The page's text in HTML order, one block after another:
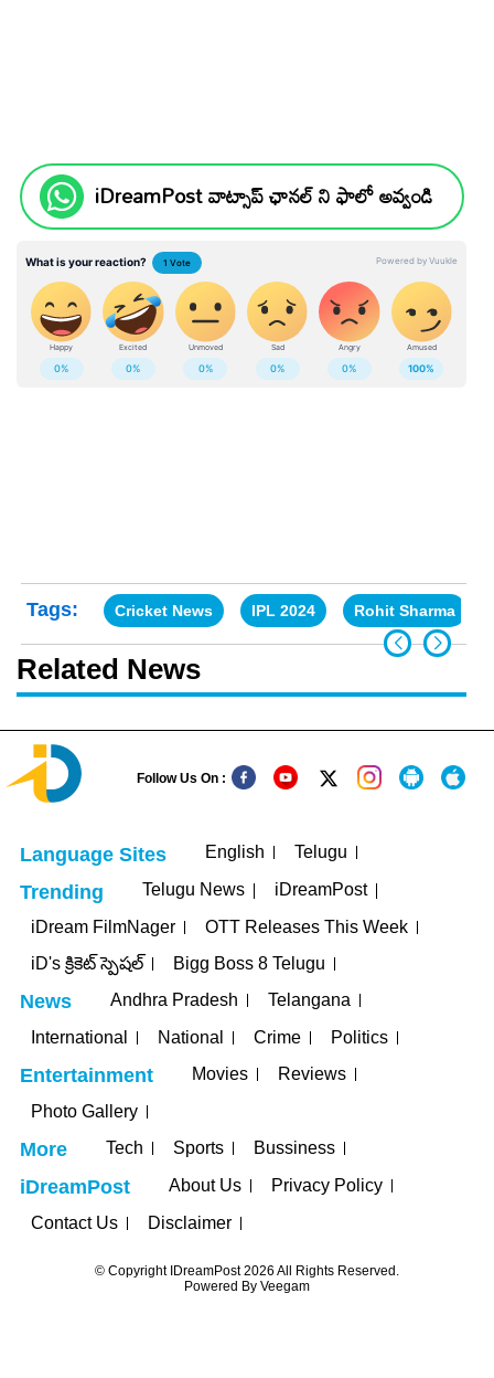
iDreamPost వాట్సాప్ ఛానల్ ని ఫాలో అవ్వండి
Tags: Cricket News IPL 2024 Rohit Sharma
Related News
Follow Us On :
Language Sites English Telugu
Trending Telugu News
iDreamPost
iDream FilmNager
OTT Releases This Week
iD's క్రికెట్ స్పెషల్
Bigg Boss 8 Telugu
News Andhra Pradesh
Telangana
International
National Crime Politics
Entertainment Movies
Reviews
Photo Gallery
More Tech Sports Bussiness
iDreamPost About Us
Privacy Policy
Contact Us
Disclaimer
© Copyright IDreamPost 2026 All Rights Reserved.
Powered By Veegam